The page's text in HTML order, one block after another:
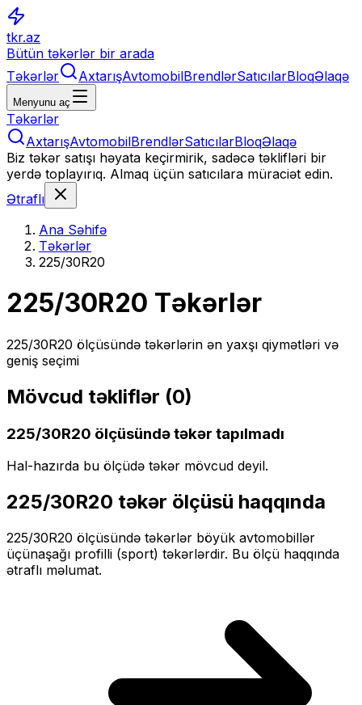
tkr.az
Bütün təkərlər bir arada
Təkərlər
AxtarışAvtomobilBrendlərSatıcılarBloqƏlaqə
Menyunu aç
Təkərlər
AxtarışAvtomobilBrendlərSatıcılarBloqƏlaqə
Biz təkər satışı həyata keçirmirik, sadəcə təklifləri bir
yerdə toplayırıq. Almaq üçün satıcılara müraciət edin.
Ətraflı
Ana Səhifə
Təkərlər
225/30R20
225/30R20 Təkərlər
225/30R20 ölçüsündə təkərlərin ən yaxşı qiymətləri və
geniş seçimi
Mövcud təkliflər (0)
225/30R20 ölçüsündə təkər tapılmadı
Hal-hazırda bu ölçüdə təkər mövcud deyil.
225/30R20 təkər ölçüsü haqqında
225/30R20 ölçüsündə təkərlər böyük avtomobillər
üçünaşağı profilli (sport) təkərlərdir. Bu ölçü haqqında
ətraflı məlumat.